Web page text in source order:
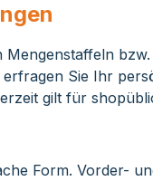
Sie Ihr
gilt für
Form. Vorder-